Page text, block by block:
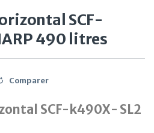
SCF-
490 litres
Comparer
SCF-k490X- SL2